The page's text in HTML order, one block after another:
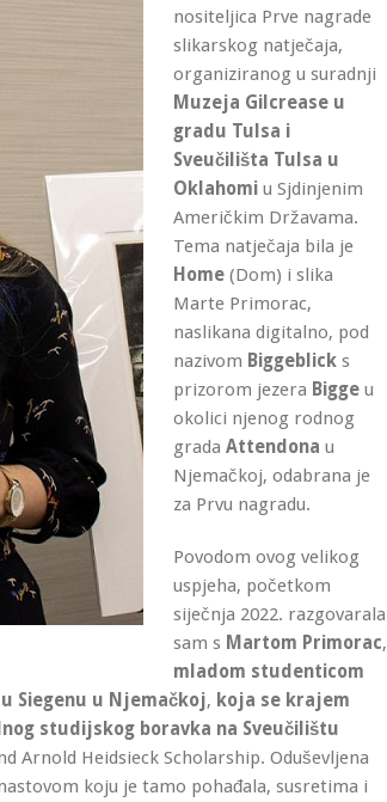
nositeljica Prve nagrade
slikarskog natječaja,
organiziranog u suradnji
Muzeja Gilcrease u
gradu Tulsa i
Sveučilišta Tulsa u
Oklahomi u Sjdinjenim
Američkim Državama.
Tema natječaja bila je
Home (Dom) i slika
Marte Primorac,
naslikana digitalno, pod
nazivom Biggeblick s
prizorom jezera Bigge u
okolici njenog rodnog
grada Attendona u
Njemačkoj, odabrana je
za Prvu nagradu.
Povodom ovog velikog
uspjeha, početkom
siječnja 2022. razgovarala
sam s Martom Primorac,
mladom studenticom
Siegenu u Njemačkoj, koja se krajem
studijskog boravka na Sveučilištu
Arnold Heidsieck Scholarship. Oduševljena
koju je tamo pohađala, susretima i